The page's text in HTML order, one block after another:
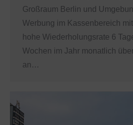
Großraum Berlin und
Werbung im Kassenbereich
hohe Wiederholungsrate 6
Wochen im Jahr monatlich
an…